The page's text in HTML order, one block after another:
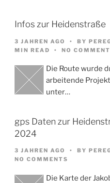
Infos zur Heidenstraße
3 JAHREN AGO BY
MIN READ
NO
Die Route wurde
arbeitende
unter…
gps Daten zur
2024
3 JAHREN AGO BY
NO COMMENTS
Die Karte der